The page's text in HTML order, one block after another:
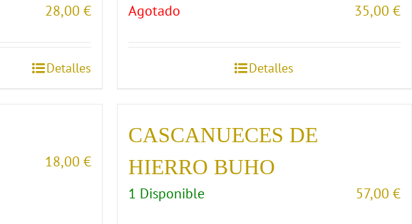
28,00 €
Detalles
Agotado 35,00€
Detalles
18,00 €
CASCANUECES DE
HIERRO BUHO
1 Disponible 57,00€